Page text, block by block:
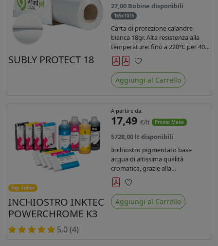
SUBLY PROTECT 18
27,00 Bobine disponibili
165x1075
Carta di protezione calandre
bianca 18gr. Alta resistenza alla
temperature: fino a 220°C per 40
secondi. Lunghezza 1075 mtl,
peso kg 35, diam. 20cm.
Preferiti
Aggiungi al Carrello
Top Seller
INCHIOSTRO INKTEC
POWERCHROME K3
5,0 (4)
A partire da:
17,49 €/lt Promo Mese
5728,00 lt disponibili
Inchiostro pigmentato base
acqua di altissima qualità
cromatica, grazie alla
concentrazione di pigmenti
permette di realizzare stampe di
altissima qualità e ridurre la curva
colore fino ad un 20 % rispetto
Preferiti
Aggiungi al Carrello